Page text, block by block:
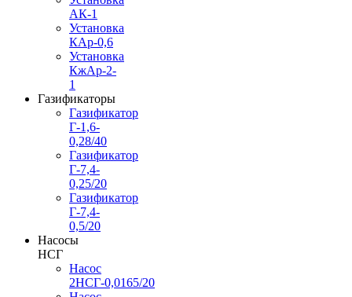
АК-1
Установка
КАр-0,6
Установка
КжАр-2-
1
Газификаторы
Газификатор
Г-1,6-
0,28/40
Газификатор
Г-7,4-
0,25/20
Газификатор
Г-7,4-
0,5/20
Насосы
НСГ
Насос
2НСГ-0,0165/20